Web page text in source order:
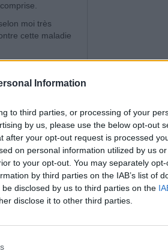
Information
to third parties, or processing of your
by us, please use the below opt-out
after your opt-out request is processed
on personal information utilized by us
to your opt-out. You may separately
by third parties on the IAB’s list of
disclosed by us to third parties on the
disclose it to other third parties.
moi très
cette maladie
tout en
et les